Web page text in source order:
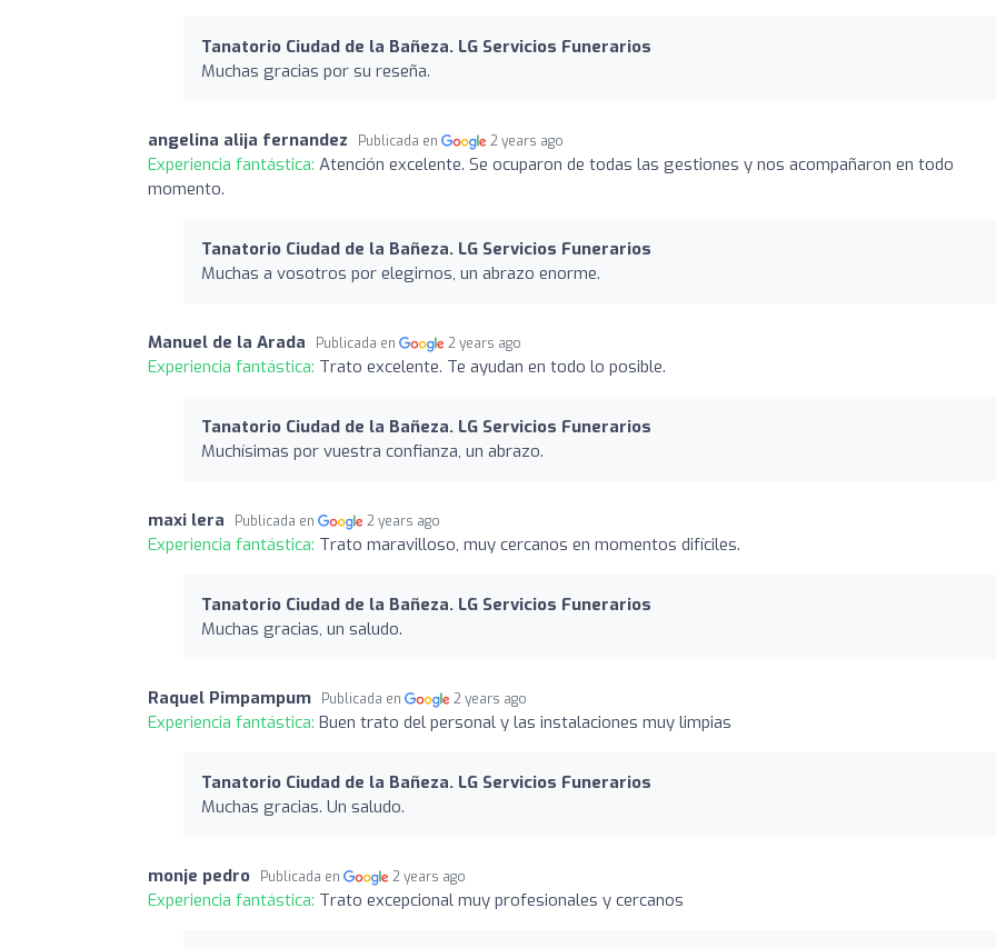
Tanatorio Ciudad de la Bañeza. LG Servicios Funerarios
Muchas gracias por su reseña.
angelina alija fernandez Publicada en 2 years ago
Experiencia fantástica: Atención excelente. Se ocuparon de todas las gestiones y nos acompañaron en todo
momento.
Tanatorio Ciudad de la Bañeza. LG Servicios Funerarios
Muchas a vosotros por elegirnos, un abrazo enorme.
Manuel de la Arada Publicada en 2 years ago
Experiencia fantástica: Trato excelente. Te ayudan en todo lo posible.
Tanatorio Ciudad de la Bañeza. LG Servicios Funerarios
Muchísimas por vuestra confianza, un abrazo.
maxi lera Publicada en 2 years ago
Experiencia fantástica: Trato maravilloso, muy cercanos en momentos difíciles.
Tanatorio Ciudad de la Bañeza. LG Servicios Funerarios
Muchas gracias, un saludo.
Raquel Pimpampum Publicada en 2 years ago
Experiencia fantástica: Buen trato del personal y las instalaciones muy limpias
Tanatorio Ciudad de la Bañeza. LG Servicios Funerarios
Muchas gracias. Un saludo.
monje pedro Publicada en 2 years ago
Experiencia fantástica: Trato excepcional muy profesionales y cercanos